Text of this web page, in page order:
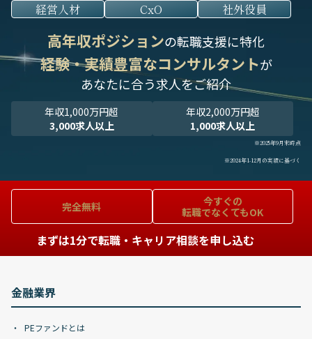
経営人材 CxO 社外役員
高年収ポジションの転職支援に特化
経験・実績豊富なコンサルタントが
あなたに合う求人をご紹介
年収1,000万円超
3,000求人以上
年収2,000万円超
1,000求人以上
※2025年9月末時点
※2024年1-12月の実績に基づく
完全無料
今すぐの
転職でなくてもOK
まずは1分で転職・キャリア相談を申し込む
金融業界
PEファンドとは